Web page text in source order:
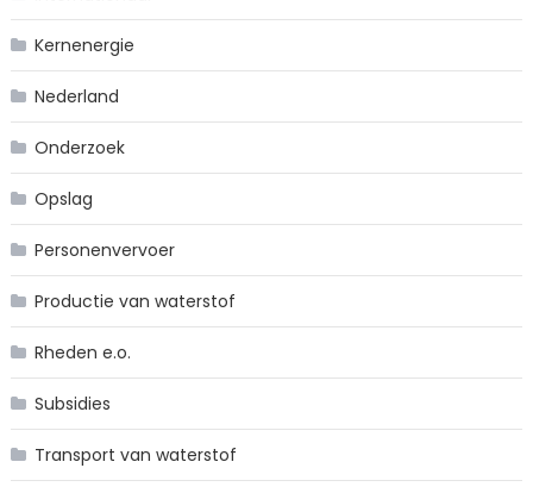
Kernenergie
Nederland
Onderzoek
Opslag
Personenvervoer
Productie van waterstof
Rheden e.o.
Subsidies
Transport van waterstof